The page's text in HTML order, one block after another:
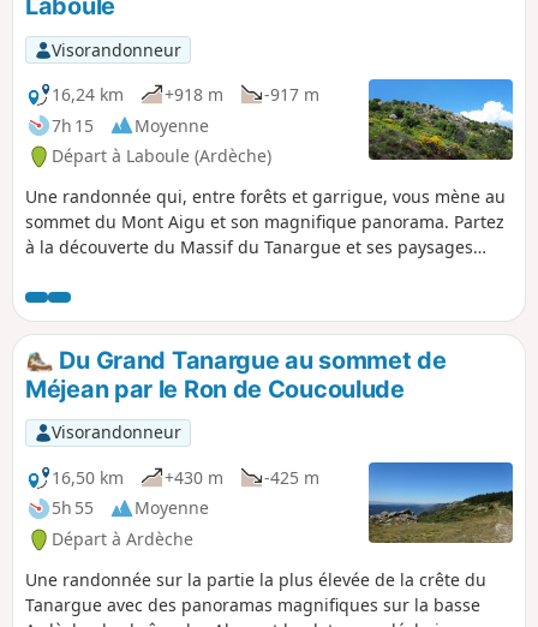
sauvage, il vaut le déplacement. Possibilité
d'hébergement confortable sur place.
Laboule
Visorandonneur
16,24 km
+918 m
-917 m
7h 15
Moyenne
Départ à Laboule (Ardèche)
Une randonnée qui, entre forêts et garrigue, vous mène au
sommet du Mont Aigu et son magnifique panorama. Partez
à la découverte du Massif du Tanargue et ses paysages
jusqu'au Col du Merle suit le même tracé que le Tour de la
Cham du Cros.
Du Grand Tanargue au sommet de
Méjean par le Ron de Coucoulude
Visorandonneur
16,50 km
+430 m
-425 m
5h 55
Moyenne
Départ à Ardèche
Une randonnée sur la partie la plus élevée de la crête du
Tanargue avec des panoramas magnifiques sur la basse